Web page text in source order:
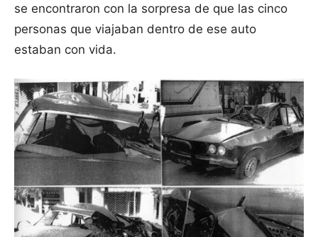
se encontraron con la sorpresa de que las cinco
personas que viajaban dentro de ese auto
estaban con vida.